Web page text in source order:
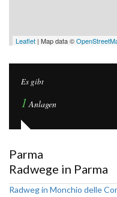
Leaflet | Map data ©
Es gibt
1 Anlagen
Parma
Radwege in Parma
Radweg in Monchio delle